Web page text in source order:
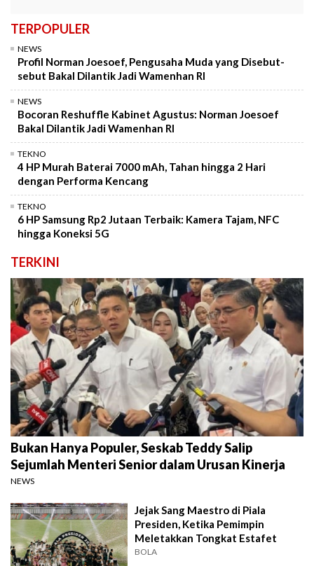
TERPOPULER
NEWS
Profil Norman Joesoef, Pengusaha Muda yang Disebut-
sebut Bakal Dilantik Jadi Wamenhan RI
NEWS
Bocoran Reshuffle Kabinet Agustus: Norman Joesoef
Bakal Dilantik Jadi Wamenhan RI
TEKNO
4 HP Murah Baterai 7000 mAh, Tahan hingga 2 Hari
dengan Performa Kencang
TEKNO
6 HP Samsung Rp2 Jutaan Terbaik: Kamera Tajam, NFC
hingga Koneksi 5G
TERKINI
Bukan Hanya Populer, Seskab Teddy Salip
Sejumlah Menteri Senior dalam Urusan Kinerja
NEWS
Jejak Sang Maestro di Piala
Presiden, Ketika Pemimpin
Meletakkan Tongkat Estafet
BOLA